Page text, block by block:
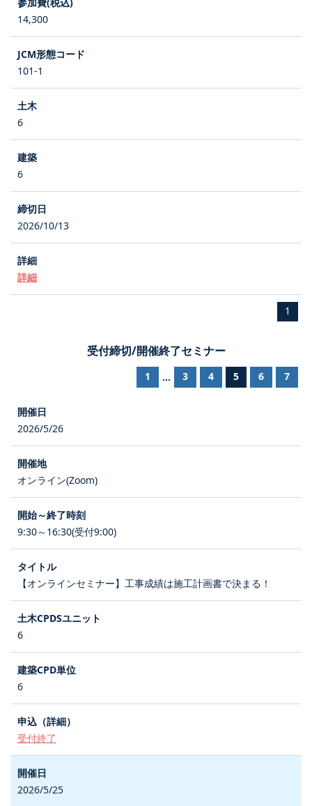
14,300
101-1
6
6
2026/10/13
詳細
1
受付締切/開催終了セミナー
1 ... 3 4 5 6 7
2026/5/26
オンライン(Zoom)
9:30～16:30(受付9:00)
【オンラインセミナー】工事成績は施工計画書で決まる！
6
6
受付終了
2026/5/25